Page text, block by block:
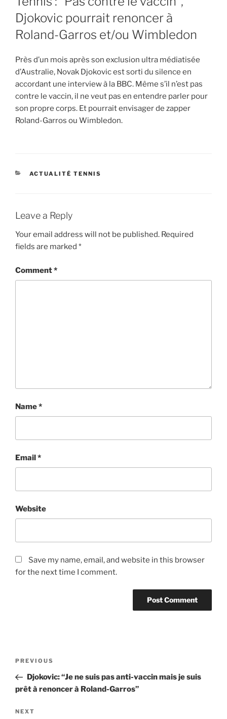
Djokovic pourrait renoncer à
Roland-Garros et/ou Wimbledon
Près d’un mois après son exclusion ultra médiatisée
d’Australie, Novak Djokovic est sorti du silence en
accordant une interview à la BBC. Même s’il n’est pas
contre le vaccin, il ne veut pas en entendre parler pour
son propre corps. Et pourrait envisager de zapper
Roland-Garros ou Wimbledon.
CATEGORIES
ACTUALITÉ TENNIS
Leave a Reply
Your email address will not be published. Required
fields are marked *
Comment*
Name*
Email*
Website
Save my name, email, and website in this browser
for the next time I comment.
Previous
Post
PREVIOUS
Djokovic: “Je ne suis pas anti-vaccin mais je suis
prêt à renoncer à Roland-Garros”
Next
NEXT